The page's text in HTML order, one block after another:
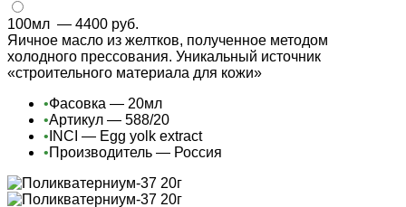
100мл — 4400 руб.
Яичное масло из желтков, полученное методом
холодного прессования. Уникальный источник
«строительного материала для кожи»
•Фасовка — 20мл
•Артикул — 588/20
• INCI — Egg yolk extract
•Производитель — Россия